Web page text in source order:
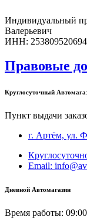
Индивидуальный
Валерьевич
ИНН:
Правовые
Круглосуточный
Пункт выдачи
г. Артём, ул.
Email:
Дневной Автомагазин
Время работы: